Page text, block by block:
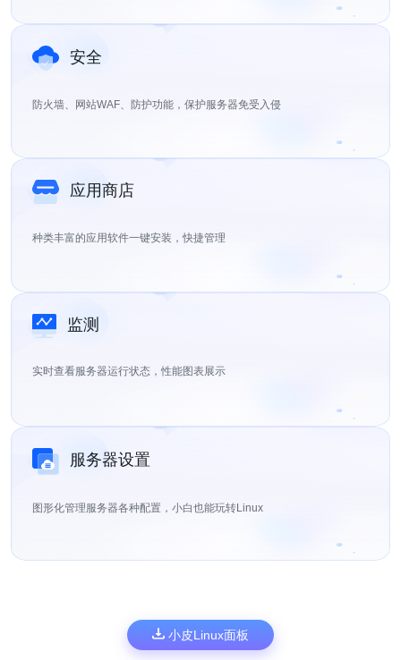
安全
防火墙、网站WAF、防护功能，保护服务器免受入侵
应用商店
种类丰富的应用软件一键安装，快捷管理
监测
实时查看服务器运行状态，性能图表展示
服务器设置
图形化管理服务器各种配置，小白也能玩转Linux
小皮Linux面板